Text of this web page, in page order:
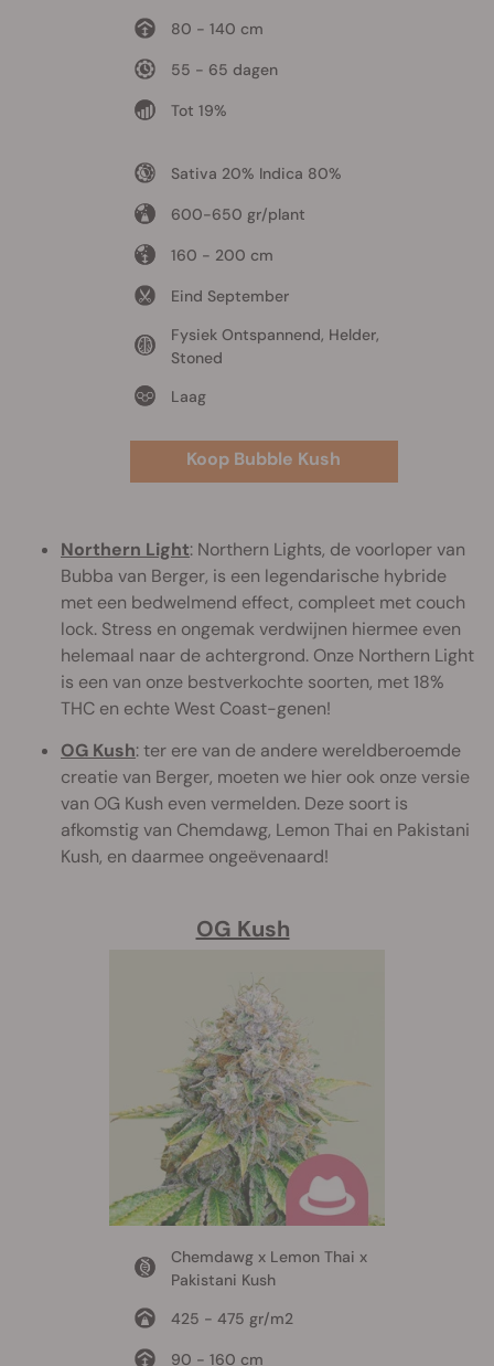
80 - 140 cm
55 - 65 dagen
Tot 19%
Sativa 20% Indica 80%
600-650 gr/plant
160 - 200 cm
Eind September
Fysiek Ontspannend, Helder,
Stoned
Laag
Koop Bubble Kush
Northern Light: Northern Lights, de voorloper van
Bubba van Berger, is een legendarische hybride
met een bedwelmend effect, compleet met couch
lock. Stress en ongemak verdwijnen hiermee even
helemaal naar de achtergrond. Onze Northern Light
is een van onze bestverkochte soorten, met 18%
THC en echte West Coast-genen!
OG Kush: ter ere van de andere wereldberoemde
creatie van Berger, moeten we hier ook onze versie
van OG Kush even vermelden. Deze soort is
afkomstig van Chemdawg, Lemon Thai en Pakistani
Kush, en daarmee ongeëvenaard!
OG Kush
Chemdawg x Lemon Thai x
Pakistani Kush
425 - 475 gr/m2
90 - 160 cm